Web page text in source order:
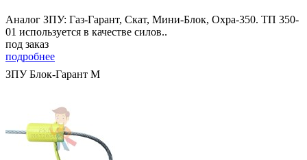
Аналог ЗПУ: Газ-Гарант, Скат, Мини-Блок, Охра-350. ТП 350-
01 используется в качестве силов..
под заказ
подробнее
ЗПУ Блок-Гарант М